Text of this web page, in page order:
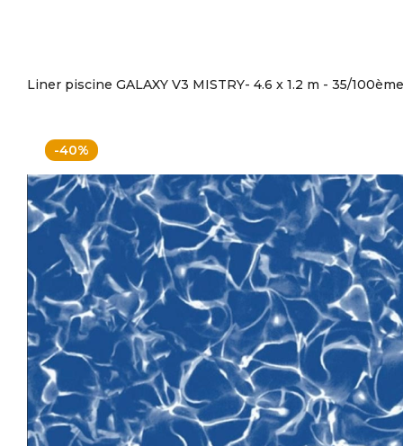
Liner piscine GALAXY V3 MISTRY- 4.6 x 1.2 m - 35/100ème
-40%